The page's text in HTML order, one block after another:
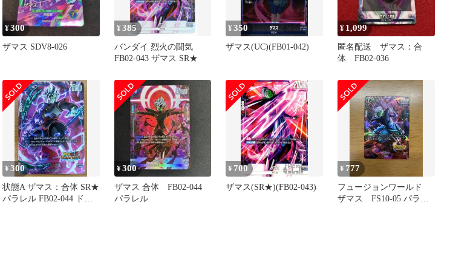
¥300
ザマス SDV8-026
¥385
バンダイ 烈火の闘気
FB02-043 ザマス SR★
¥350
ザマス(UC)(FB01-042)
¥ 1,099
匿名配送 ザマス：合
体 FB02-036
¥300
状態A ザマス：合体 SR★
パラレル FB02-044 ドラ
¥300
ザマス 合体 FB02-044
パラレル
¥ 700
ザマス(SR★)(FB02-043)
¥ 777
フュージョンワールド
ザマス FS10-05 パラレ